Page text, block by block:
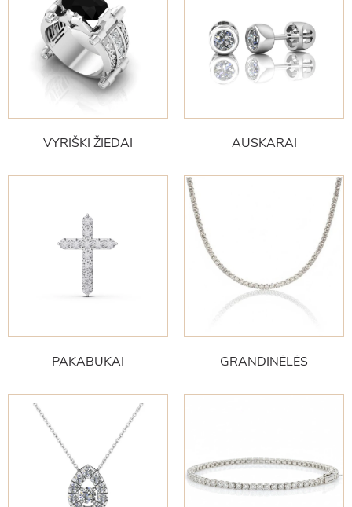
VYRIŠKI ŽIEDAI AUSKARAI
PAKABUKAI GRANDINĖLĖS